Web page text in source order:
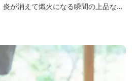
が消えて熾火になる瞬間の上品な香
成させた上質な牛肉を塊でじっくり
す味わいの繊細さと豪快さをコース
修は、フランスで活躍するシェフ・手